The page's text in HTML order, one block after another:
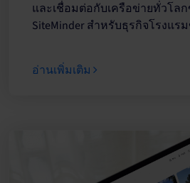
และเชื่อมต่อกับเครือข่ายทั่วโลก
SiteMinder สำหรับธุรกิจโรงแ
อ่านเพิ่มเติม